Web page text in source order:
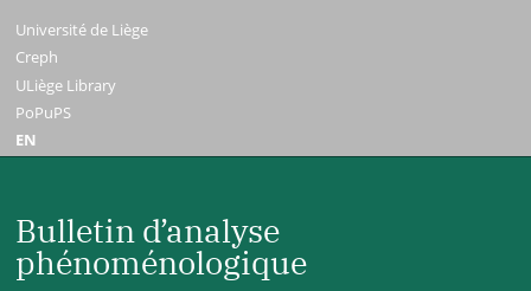
Université de Liège
Creph
ULiège Library
PoPuPS
EN
Bulletin d’analyse
phénoménologique